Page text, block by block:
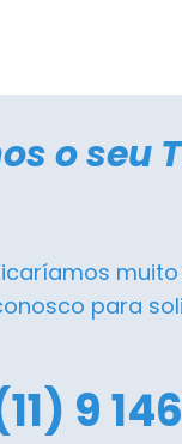
o seu
para
9